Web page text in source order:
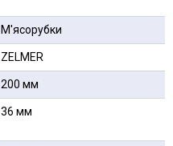
М'ясорубки
ZELMER
200 мм
36 мм